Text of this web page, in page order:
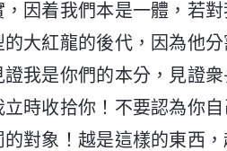
因着我們本是一體，若
大紅龍的後代，因為他
我是你們的本分，見證
時收拾你！不要認為你
對象！越是這樣的東西